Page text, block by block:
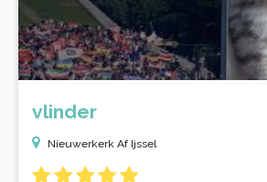
vlinder
Nieuwerkerk Af Ijssel